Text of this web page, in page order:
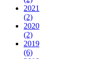
2021
(2)
2020
(2)
2019
(6)